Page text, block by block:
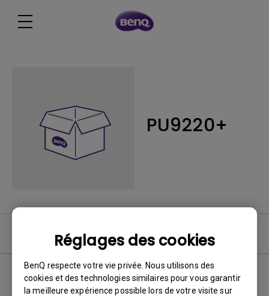
Réglages des cookies
BenQ respecte votre vie privée. Nous utilisons des
cookies et des technologies similaires pour vous garantir
la meilleure expérience possible lors de votre visite sur
PU9220+
FAQ vidéo
0 résultats
Dernières
nouveautés